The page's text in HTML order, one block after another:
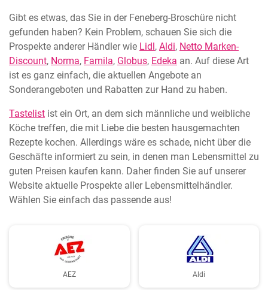
Gibt es etwas, das Sie in der Feneberg-Broschüre nicht
gefunden haben? Kein Problem, schauen Sie sich die
Prospekte anderer Händler wie Lidl, Aldi, Netto Marken-
Discount, Norma, Famila, Globus, Edeka an. Auf diese Art
ist es ganz einfach, die aktuellen Angebote an
Sonderangeboten und Rabatten zur Hand zu haben.
Tastelist ist ein Ort, an dem sich männliche und weibliche
Köche treffen, die mit Liebe die besten hausgemachten
Rezepte kochen. Allerdings wäre es schade, nicht über die
Geschäfte informiert zu sein, in denen man Lebensmittel zu
guten Preisen kaufen kann. Daher finden Sie auf unserer
Website aktuelle Prospekte aller Lebensmittelhändler.
Wählen Sie einfach das passende aus!
AEZ Aldi